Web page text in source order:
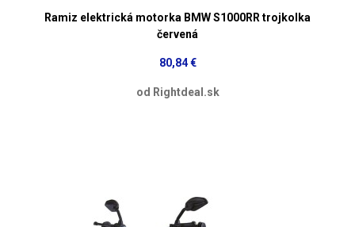
Ramiz elektrická motorka BMW S1000RR trojkolka
červená
80,84 €
od Rightdeal.sk